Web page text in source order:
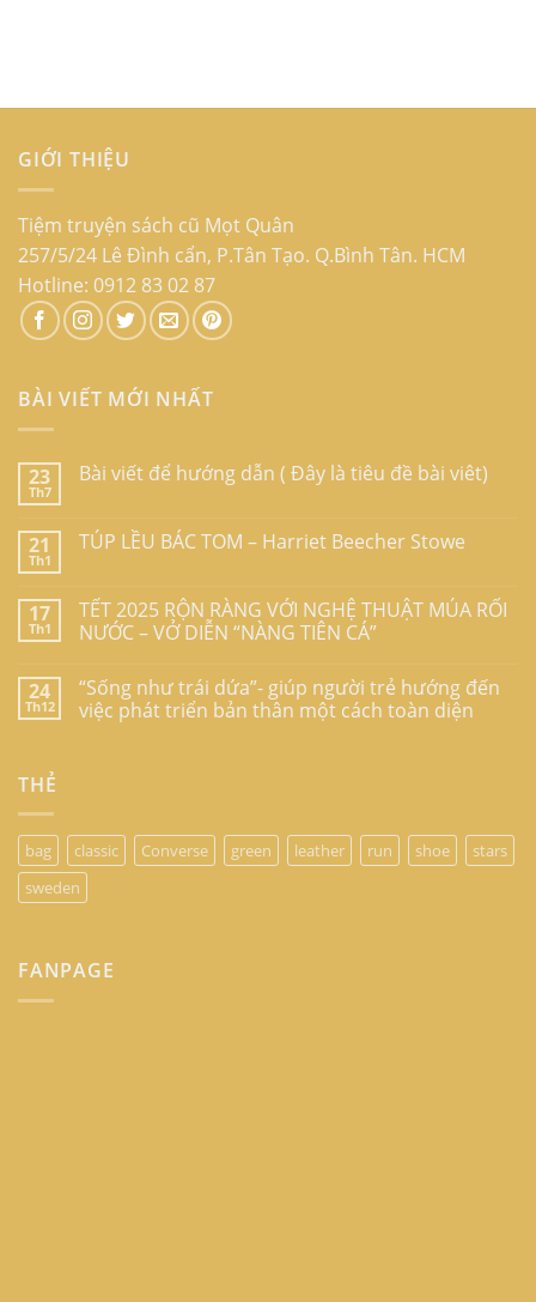
GIỚI THIỆU
Tiệm truyện sách cũ Mọt Quân
257/5/24 Lê Đình cẩn, P.Tân Tạo. Q.Bình Tân. HCM
Hotline: 0912 83 02 87
BÀI VIẾT MỚI NHẤT
23
Th7
Bài viết để hướng dẫn ( Đây là tiêu đề bài viêt)
21
Th1
TÚP LỀU BÁC TOM – Harriet Beecher Stowe
17
Th1
TẾT 2025 RỘN RÀNG VỚI NGHỆ THUẬT MÚA RỐI
NƯỚC – VỞ DIỄN “NÀNG TIÊN CÁ”
24
Th12
“Sống như trái dứa”- giúp người trẻ hướng đến
việc phát triển bản thân một cách toàn diện
THẺ
bag classic Converse green leather run shoe
stars
sweden
FANPAGE